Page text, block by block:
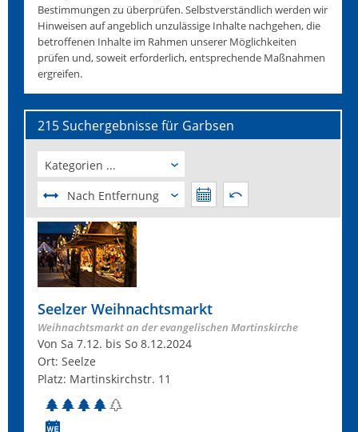
Bestimmungen zu überprüfen. Selbstverständlich werden wir
Hinweisen auf angeblich unzulässige Inhalte nachgehen, die
betroffenen Inhalte im Rahmen unserer Möglichkeiten
prüfen und, soweit erforderlich, entsprechende Maßnahmen
ergreifen.
215 Suchergebnisse für Garbsen
Kategorien ...
Nach Entfernung
Seelzer Weihnachtsmarkt
Weihnachtsmarkt an der evangelischen Martinskirche
Von Sa 7.12. bis So 8.12.2024
Ort: Seelze
Platz: Martinskirchstr. 11